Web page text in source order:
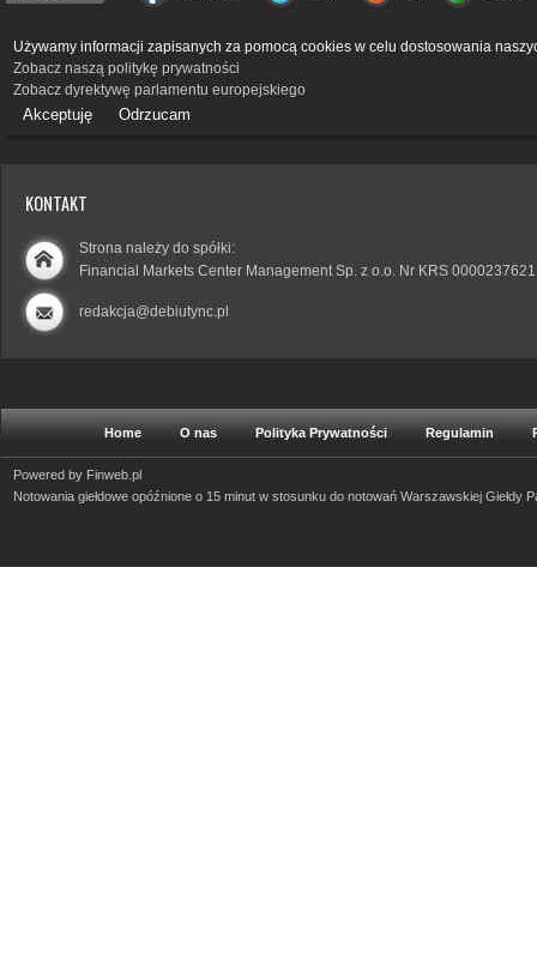
Używamy informacji zapisanych za pomocą cookies w celu dostosowania
Zobacz naszą politykę prywatności
Zobacz dyrektywę parlamentu europejskiego
Akceptuję Odrzucam
KONTAKT
Strona należy do spółki:
Financial Markets Center Management Sp. z o.o. Nr KRS 0000237621
redakcja@debiutync.pl
Home O nas Polityka Prywatności Regulamin
Powered by Finweb.pl
Notowania giełdowe opóźnione o 15 minut w stosunku do notowań Warszawskiej Giełdy